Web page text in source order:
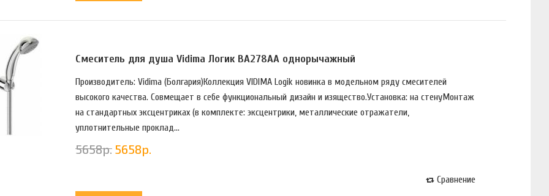
Смеситель для душа Vidima Логик BA278AA однорычажный
Производитель: Vidima (Болгария)Коллекция VIDIMA Logik новинка в модельном ряду смесителей
высокого качества. Совмещает в себе функциональный дизайн и изящество.Установка: на стенуМонтаж
на стандартных эксцентриках (в комплекте: эксцентрики, металлические отражатели,
уплотнительные проклад...
5658р. 5658р.
Сравнение